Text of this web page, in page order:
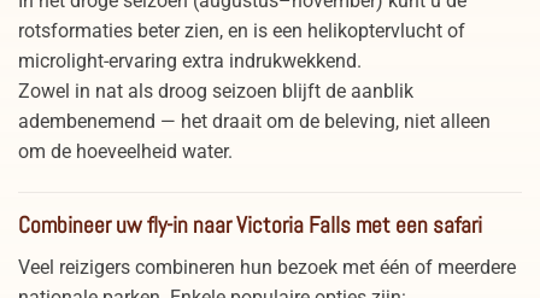
rotsformaties beter zien, en is een helikoptervlucht of
microlight-ervaring extra indrukwekkend.
Zowel in nat als droog seizoen blijft de aanblik
adembenemend — het draait om de beleving, niet alleen
om de hoeveelheid water.
Combineer uw fly-in naar Victoria Falls met een safari
Veel reizigers combineren hun bezoek met één of meerdere